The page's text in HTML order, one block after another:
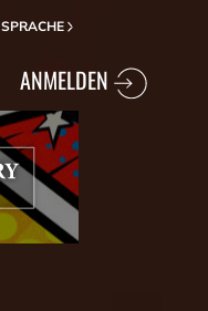
SPRACHE
ANMELDEN